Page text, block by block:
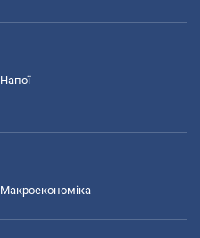
Напої
Макроекономіка